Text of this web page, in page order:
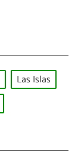
Las Islas